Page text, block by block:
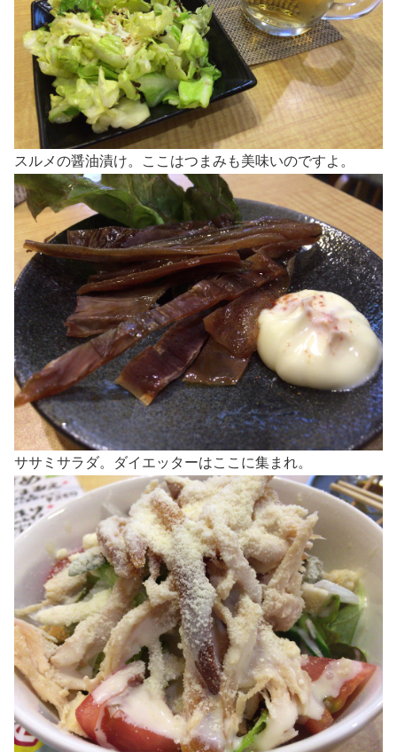
スルメの醤油漬け。ここはつまみも美味いのですよ。
ササミサラダ。ダイエッターはここに集まれ。